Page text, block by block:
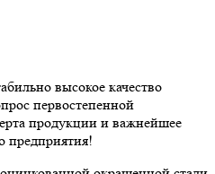
высокое качество
первостепенной
продукции и важнейшее
предприятия!